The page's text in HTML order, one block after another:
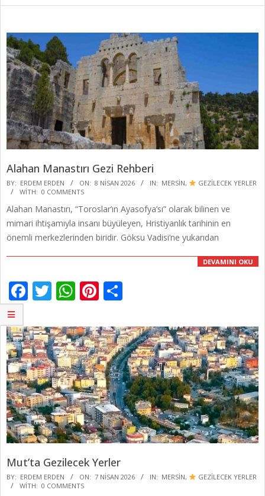
Alahan Manastırı Gezi Rehberi
2026-
04-
08
BY: ERDEM ERDEN ON: 8 NISAN 2026 IN: MERSIN,
GEZİLECEK YERLER
WITH: 0 COMMENTS
Alahan Manastırı, “Toroslar’ın Ayasofya’sı” olarak bilinen ve
mimari ihtişamıyla insanı büyüleyen, Hristiyanlık tarihinin en
önemli merkezlerinden biridir. Göksu Vadisi’ne yukarıdan
DEVAMINI OKU
Facebook
Twitter
WhatsApp
Pinterest
Mut’ta Gezilecek Yerler
2026-
04-
BY: ERDEM ERDEN ON: 7 NISAN 2026 IN: MERSIN,
GEZİLECEK YERLER
WITH: 0 COMMENTS